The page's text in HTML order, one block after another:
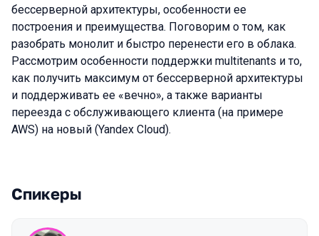
бессерверной архитектуры, особенности ее
построения и преимущества. Поговорим о том, как
разобрать монолит и быстро перенести его в облака.
Рассмотрим особенности поддержки multitenants и то,
как получить максимум от бессерверной архитектуры
и поддерживать ее «вечно», а также варианты
переезда с обслуживающего клиента (на примере
AWS) на новый (Yandex Cloud).
Спикеры